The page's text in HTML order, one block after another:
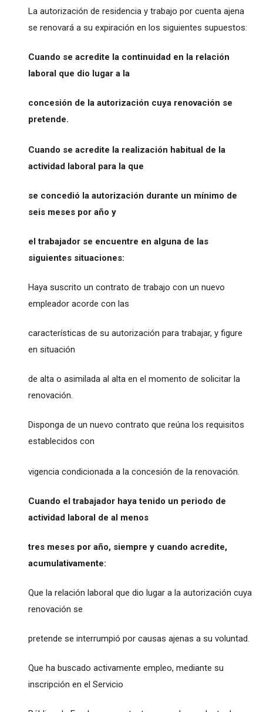
La autorización de residencia y trabajo por cuenta ajena
se renovará a su expiración en los siguientes supuestos:
Cuando se acredite la continuidad en la relación
laboral que dio lugar a la
concesión de la autorización cuya renovación se
pretende.
Cuando se acredite la realización habitual de la
actividad laboral para la que
se concedió la autorización durante un mínimo de
seis meses por año y
el trabajador se encuentre en alguna de las
siguientes situaciones:
Haya suscrito un contrato de trabajo con un nuevo
empleador acorde con las
características de su autorización para trabajar, y figure
en situación
de alta o asimilada al alta en el momento de solicitar la
renovación.
Disponga de un nuevo contrato que reúna los requisitos
establecidos con
vigencia condicionada a la concesión de la renovación.
Cuando el trabajador haya tenido un periodo de
actividad laboral de al menos
tres meses por año, siempre y cuando acredite,
acumulativamente:
Que la relación laboral que dio lugar a la autorización cuya
renovación se
pretende se interrumpió por causas ajenas a su voluntad.
Que ha buscado activamente empleo, mediante su
inscripción en el Servicio